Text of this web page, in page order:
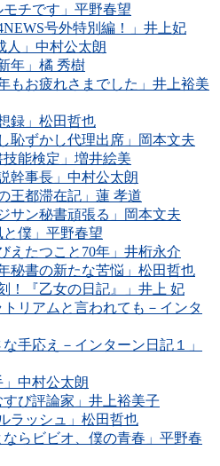
モチです」平野春望
号外特別編！」井上妃
人」中村公太朗
年」橘 秀樹
もお疲れさまでした」井上裕美
録」松田哲也
恥ずかし代理出席」岡本文夫
技能検定」増井絵美
幹事長」中村公太朗
王都滞在記」蓮 孝道
サン秘書頑張る」岡本文夫
と僕」平野春望
えたつこと70年」井桁永介
秘書の新たな苦悩」松田哲也
！『乙女の日記』」井上 妃
トリアムと言われても－インタ
手応え－インターン日記１」
」中村公太朗
すび評論家」井上裕美子
ラッシュ」松田哲也
ならビビオ、僕の青春」平野春